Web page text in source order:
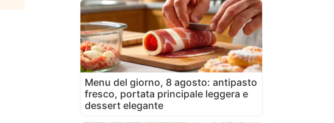
Menu del giorno, 8 agosto: antipasto
fresco, portata principale leggera e
dessert elegante